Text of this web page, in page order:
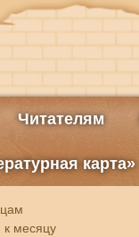
Читателям
карта»
к месяцу